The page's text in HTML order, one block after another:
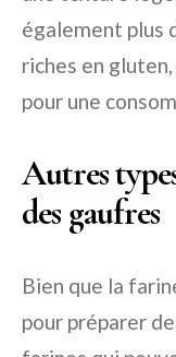
également plus
riches en
pour une
Autres
des gaufres
Bien que la
pour préparer